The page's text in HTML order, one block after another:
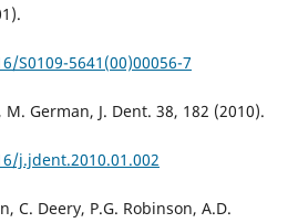
S0109-5641(00)00056-7
M. German, J. Dent. 38, 182 (2010).
j.jdent.2010.01.002
C. Deery, P.G. Robinson, A.D.